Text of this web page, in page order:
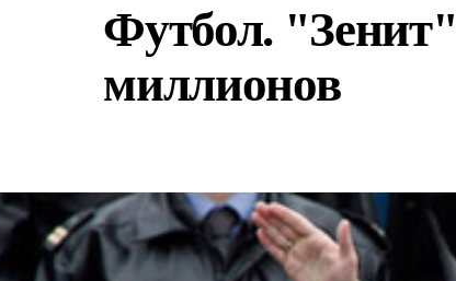
Футбол.
миллионов